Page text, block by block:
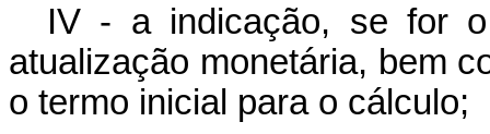
IV - a indicação, se for
atualização monetária, bem
o termo inicial para o cálculo;